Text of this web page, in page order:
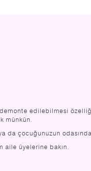
edilebilmesi
münkün.
da çocuğunuzun
aile üyelerine bakın.